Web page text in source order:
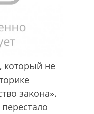
который не
закона».